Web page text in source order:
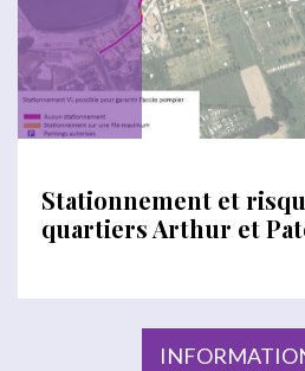
Stationnement et
quartiers Arthur et